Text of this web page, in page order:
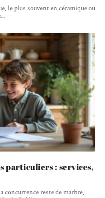
le plus souvent en céramique ou
…
particuliers : services,
concurrence reste de marbre,